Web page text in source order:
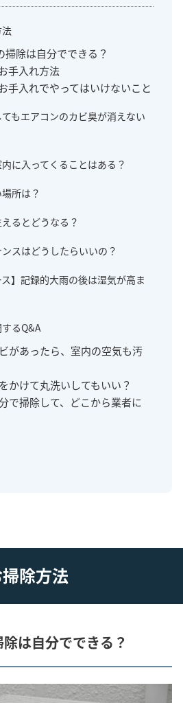
除は自分でできる？
手入れ方法
入れでやってはいけないこと
もエアコンのカビ臭が消えない
に入ってくることはある？
所は？
るとどうなる？
スはどうしたらいいの？
】記録的大雨の後は湿気が高ま
るQ&A
があったら、室内の空気も汚
かけて丸洗いしてもいい？
で掃除して、どこから業者に
除方法
は自分でできる？